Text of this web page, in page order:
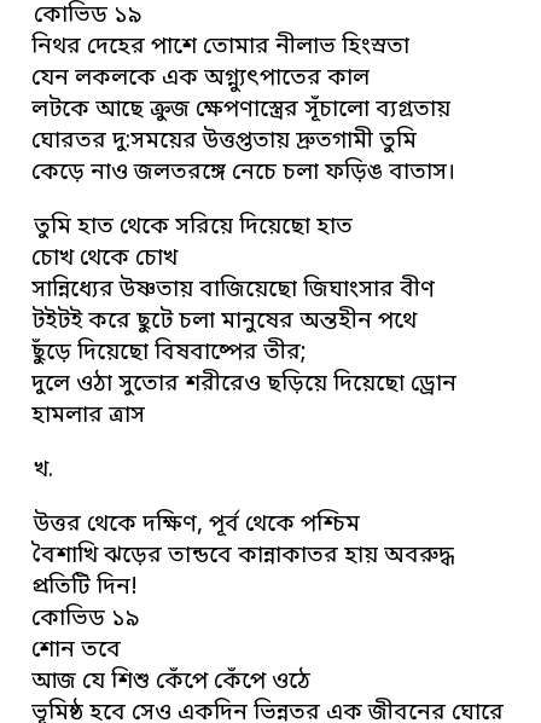
কোভিড ১৯
নিথর দেহের পাশে তোমার নীলাভ হিংস্রতা
যেন লকলকে এক অগ্ন্যুৎপাতের কাল
লটকে আছে ক্রুজ ক্ষেপণাস্ত্রের সূঁচালো ব্যগ্রতায়
ঘোরতর দু:সময়ের উত্তপ্ততায় দ্রুতগামী তুমি
কেড়ে নাও জলতরঙ্গে নেচে চলা ফড়িঙ বাতাস।
তুমি হাত থেকে সরিয়ে দিয়েছো হাত
চোখ থেকে চোখ
সান্নিধ্যের উষ্ণতায় বাজিয়েছো জিঘাংসার বীণ
টইটই করে ছুটে চলা মানুষের অন্তহীন পথে
ছুঁড়ে দিয়েছো বিষবাষ্পের তীর;
দুলে ওঠা সুতোর শরীরেও ছড়িয়ে দিয়েছো ড্রোন
হামলার ত্রাস
খ.
উত্তর থেকে দক্ষিণ, পূর্ব থেকে পশ্চিম
বৈশাখি ঝড়ের তান্ডবে কান্নাকাতর হায় অবরুদ্ধ
প্রতিটি দিন!
কোভিড ১৯
শোন তবে
আজ যে শিশু কেঁপে কেঁপে ওঠে
ভূমিষ্ঠ হবে সেও একদিন ভিন্নতর এক জীবনের ঘোরে